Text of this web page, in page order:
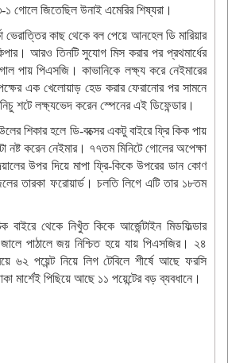
১ গোলে জিতেছিল উনাই এমেরির শিষ্যরা।
ভেরাত্তির কাছ থেকে বল পেয়ে আনহেল ডি মারিয়ার
আরও তিনটি সুযোগ মিস করার পর প্রথমার্ধের
পায় পিএসজি। কাভানিকে লক্ষ্য করে নেইমারের
এক খেলোয়াড় হেড করার ফেরানোর পর সামনে
শটে লক্ষ্যভেদ করেন স্পেনের এই ডিফেন্ডার।
শিকার হলে ডি-বক্সের একটু বাইরে ফ্রি কিক পায়
নষ্ট করেন নেইমার। ৭৭তম মিনিটে গোলের অপেক্ষা
উপর দিয়ে মাপা ফ্রি-কিকে উপরের ডান কোণ
তারকা ফরোয়ার্ড। চলতি লিগে এটি তার ১৮তম
বাইরে থেকে নিখুঁত কিকে আর্জেন্টাইন মিডফিল্ডার
পাঠালে জয় নিশ্চিত হয়ে যায় পিএসজির। ২৪
পয়েন্ট নিয়ে লিগ টেবিলে শীর্ষে আছে ফরসি
মার্শেই পিছিয়ে আছে ১১ পয়েন্টের বড় ব্যবধানে।